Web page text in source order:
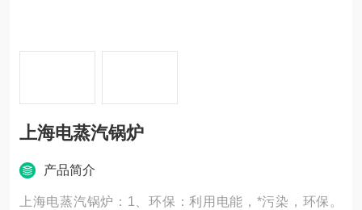
上海电蒸汽锅炉
产品简介
上海电蒸汽锅炉：1、环保：利用电能，*污染，环保。